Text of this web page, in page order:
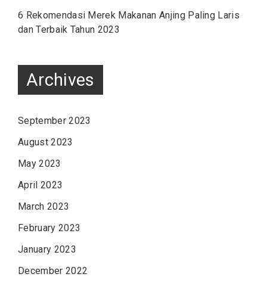
6 Rekomendasi Merek Makanan Anjing Paling Laris
dan Terbaik Tahun 2023
Archives
September 2023
August 2023
May 2023
April 2023
March 2023
February 2023
January 2023
December 2022